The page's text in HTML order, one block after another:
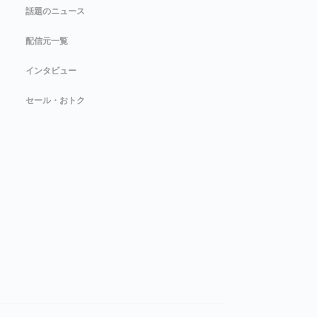
話題のニュース
配信元一覧
インタビュー
セール・おトク